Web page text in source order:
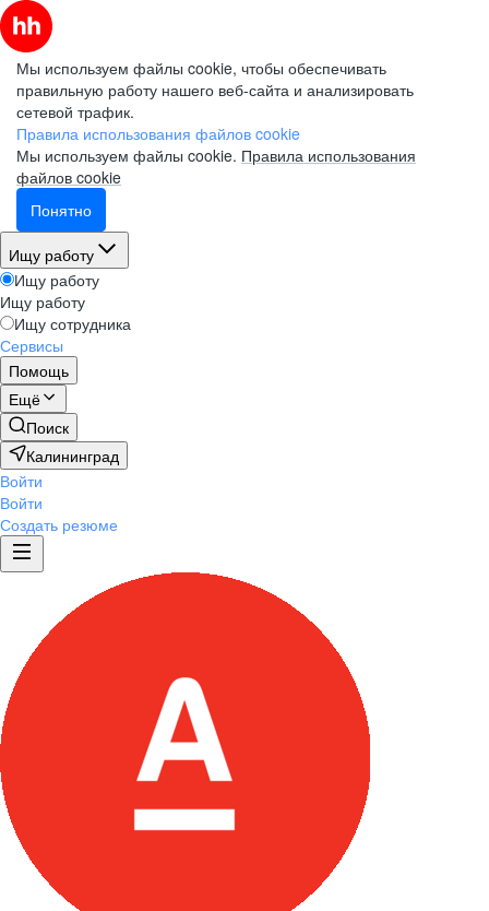
Мы используем файлы cookie, чтобы обеспечивать
правильную работу нашего веб-сайта и анализировать
сетевой трафик.
Правила использования файлов cookie
Мы используем файлы cookie. Правила использования
файлов cookie
Понятно
Ищу работу
Ищу работу
Ищу работу
Ищу сотрудника
Сервисы
Помощь
Ещё
Поиск
Калининград
Войти
Войти
Создать резюме